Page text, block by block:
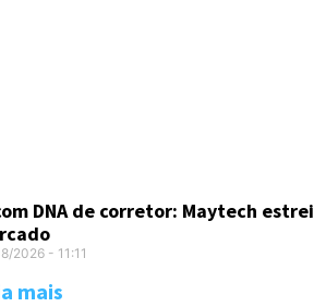
DNA de corretor: Maytech
2026 11:11
mais